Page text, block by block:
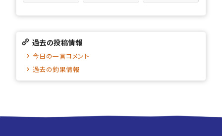
過去の投稿情報
今日の一言コメント
過去の釣果情報